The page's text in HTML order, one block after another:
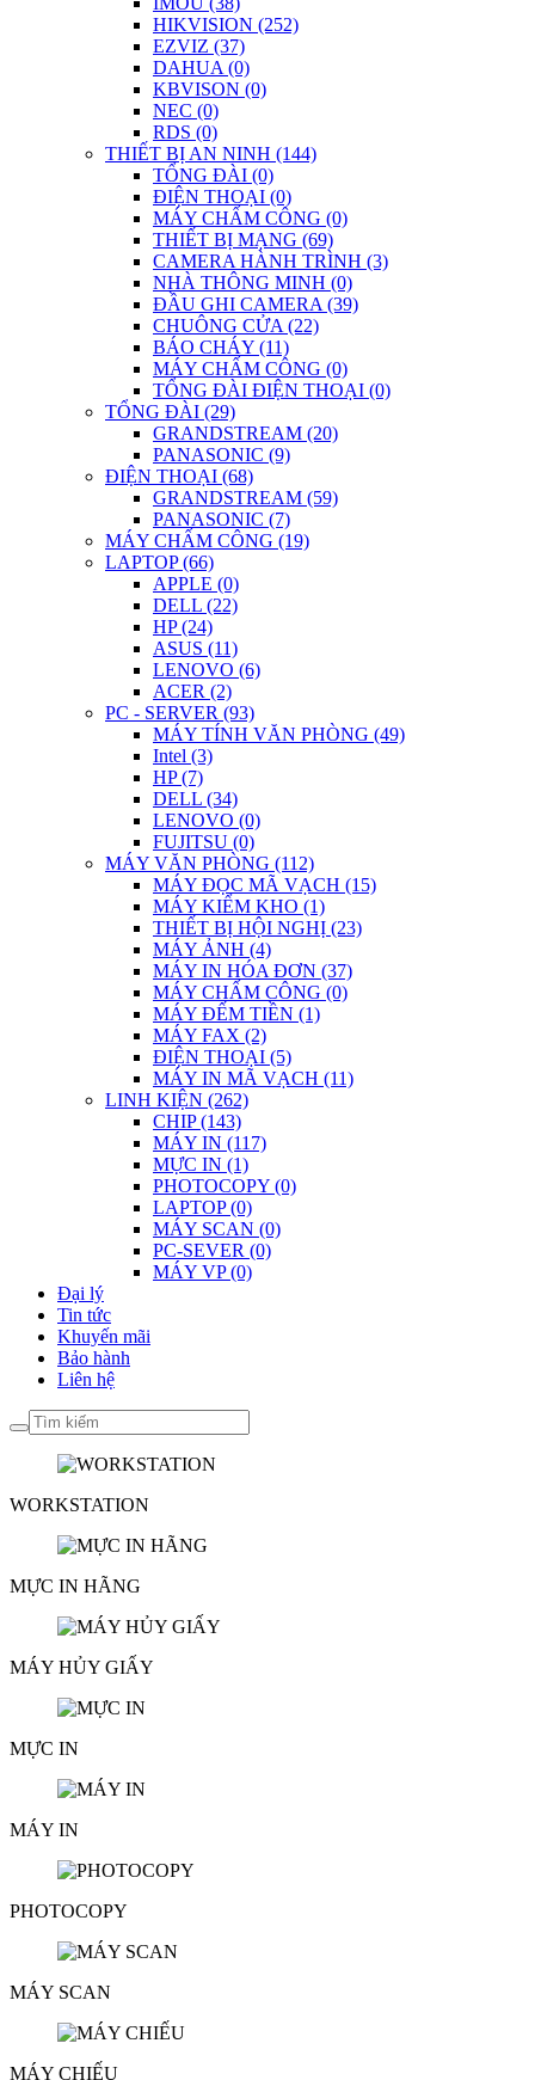
HIKVISION (252)
EZVIZ (37)
DAHUA (0)
KBVISON (0)
NEC (0)
RDS (0)
THIẾT BỊ AN NINH (144)
TỔNG ĐÀI (0)
ĐIỆN THOẠI (0)
MÁY CHẤM CÔNG (0)
THIẾT BỊ MẠNG (69)
CAMERA HÀNH TRÌNH (3)
NHÀ THÔNG MINH (0)
ĐẦU GHI CAMERA (39)
CHUÔNG CỬA (22)
BÁO CHÁY (11)
MÁY CHẤM CÔNG (0)
TỔNG ĐÀI ĐIỆN THOẠI (0)
TỔNG ĐÀI (29)
GRANDSTREAM (20)
PANASONIC (9)
ĐIỆN THOẠI (68)
GRANDSTREAM (59)
PANASONIC (7)
MÁY CHẤM CÔNG (19)
LAPTOP (66)
APPLE (0)
DELL (22)
HP (24)
ASUS (11)
LENOVO (6)
ACER (2)
PC - SERVER (93)
MÁY TÍNH VĂN PHÒNG (49)
Intel (3)
HP (7)
DELL (34)
LENOVO (0)
FUJITSU (0)
MÁY VĂN PHÒNG (112)
MÁY ĐỌC MÃ VẠCH (15)
MÁY KIỂM KHO (1)
THIẾT BỊ HỘI NGHỊ (23)
MÁY ẢNH (4)
MÁY IN HÓA ĐƠN (37)
MÁY CHẤM CÔNG (0)
MÁY ĐẾM TIỀN (1)
MÁY FAX (2)
ĐIỆN THOẠI (5)
MÁY IN MÃ VẠCH (11)
LINH KIỆN (262)
CHIP (143)
MÁY IN (117)
MỰC IN (1)
PHOTOCOPY (0)
LAPTOP (0)
MÁY SCAN (0)
PC-SEVER (0)
MÁY VP (0)
Đại lý
Tin tức
Khuyến mãi
Bảo hành
Liên hệ
WORKSTATION
MỰC IN HÃNG
MÁY HỦY GIẤY
MỰC IN
MÁY IN
PHOTOCOPY
MÁY SCAN
MÁY CHIẾU